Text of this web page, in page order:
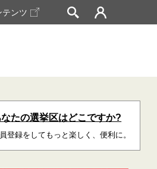
テンツ
なたの選挙区はどこですか?
登録をしてもっと楽しく、便利に。